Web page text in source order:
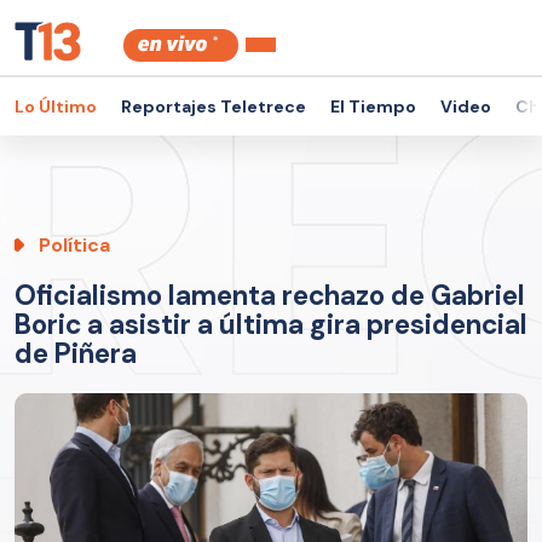
Lo Último Reportajes Teletrece El Tiempo Video
Política
Oficialismo lamenta rechazo de Gabriel
Boric a asistir a última gira presidencial
de Piñera